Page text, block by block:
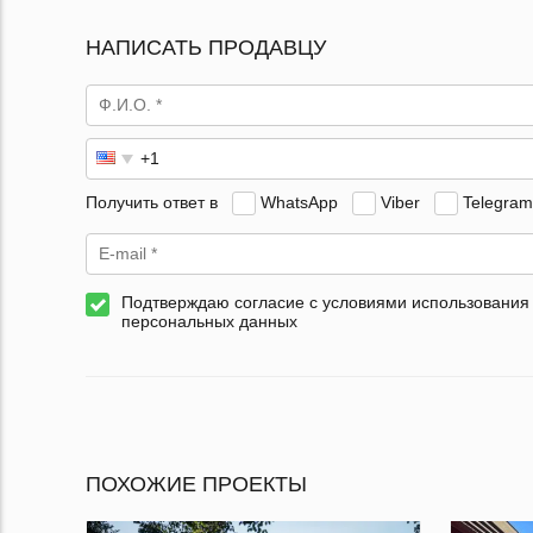
НАПИСАТЬ ПРОДАВЦУ
Получить ответ в WhatsApp Viber Telegram
Подтверждаю согласие с условиями использования
персональных данных
ПОХОЖИЕ ПРОЕКТЫ